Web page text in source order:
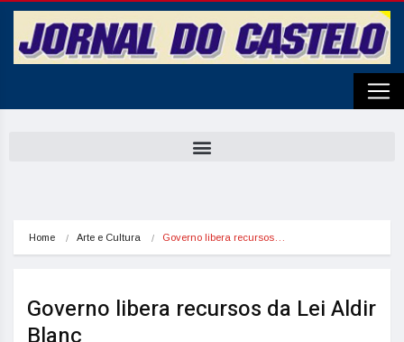
Home Arte e Cultura Governo libera recursos…
Governo libera recursos da Lei Aldir